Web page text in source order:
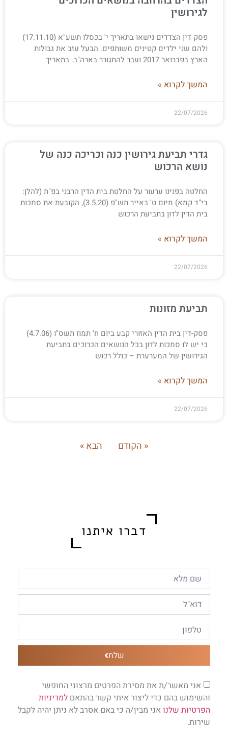
לגירושין
פסק דין הצדדים נישאו בתאריך י' בכסלו תשע"א (17.11.10)
ולהם שני ילדים קטינים משותפים. הבעל עזב את גבולות
הארץ בפברואר 2017 ועבר להתגורר בארה"ב. בתאריך
המשך לקרוא »
22/07/2026
גדרי תביעת גירושין כנה וכריכה כנה של
נושא הרכוש
החלטה בפנינו ערעור על החלטת בית הדין הרבני בפ"ת (להלן:
בי"ד קמא) מיום ט' באייר תש"פ (3.5.20), הקובעת את סמכות
בית הדין לדון בתביעת הרכוש
המשך לקרוא »
22/07/2026
תביעת מזונות
פסק-דין בית הדין האזורי קבע ביום ח' תמוז תשס"ו (4.7.06)
כי יש לו סמכות לדון בכל הנושאים הכרוכים בתביעת
הגירושין של המערערת – כולל רכוש
המשך לקרוא »
22/07/2026
« הקודם הבא »
דברו איתנו
אני מאשר/ת את מסירת הפרטים מרצוני החופשי
והשימוש בהם כדי ליצור איתי קשר בהתאם למדיניות
הפרטיות שלנו אני מבין/ה כי באם אסרב לא ניתן יהיה לקבל
שירות.
שלח